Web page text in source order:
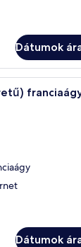
Dátumok
Egy
Dátumok